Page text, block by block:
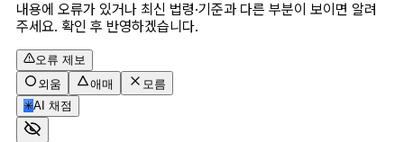
내용에 오류가 있거나 최신 법령·기준과 다른 부분이 보이면 알려
주세요. 확인 후 반영하겠습니다.
오류 제보
외움
애매
모름
✳AI 채점